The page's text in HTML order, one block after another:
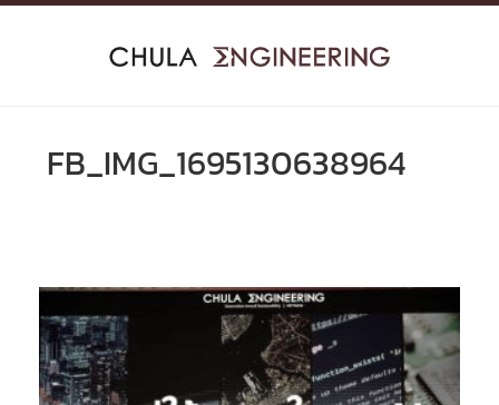
Skip
FB_IMG_1695130638964